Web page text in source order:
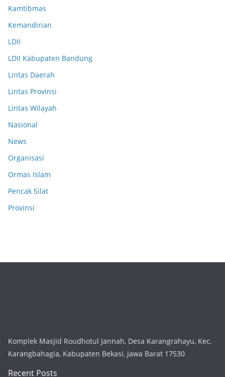
Kamtibmas
Kemandirian
LDII
LDII Kabupaten Bandung
Lintas Daerah
Lintas Provinsi
Lintas Wilayah
Nasional
News
Organisasi
Ormas Islam
Pencak Silat
Provinsi
Komplek Masjid Roudhotul Jannah, Desa Karangrahayu, Kec.
Karangbahagia, Kabupaten Bekasi, Jawa Barat 17530
Recent Posts